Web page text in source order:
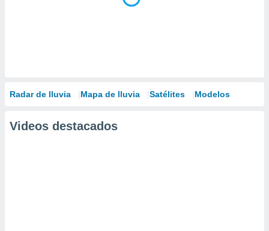
Radar de lluvia Mapa de lluvia Satélites Modelos
Videos destacados